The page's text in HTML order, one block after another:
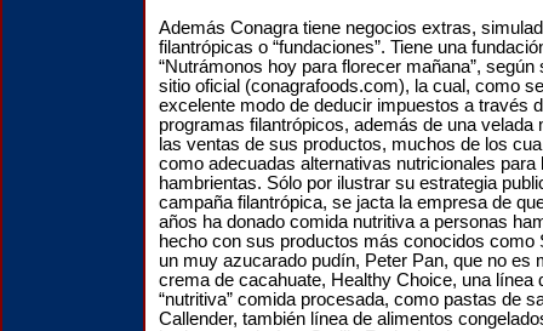
Además Conagra tiene negocios extras,
filantrópicas o “fundaciones”. Tiene una
“Nutrámonos hoy para florecer mañana”, según
sitio oficial (conagrafoods.com), la cual, como
excelente modo de deducir impuestos a través
programas filantrópicos, además de una velada
las ventas de sus productos, muchos de los
como adecuadas alternativas nutricionales para
hambrientas. Sólo por ilustrar su estrategia
campaña filantrópica, se jacta la empresa de
años ha donado comida nutritiva a personas
hecho con sus productos más conocidos como
un muy azucarado pudín, Peter Pan, que no es
crema de cacahuate, Healthy Choice, una línea
“nutritiva” comida procesada, como pastas de
Callender, también línea de alimentos